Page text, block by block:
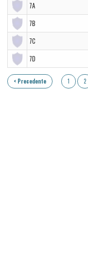
7A
7B
7C
7D
< Precedente 1 2